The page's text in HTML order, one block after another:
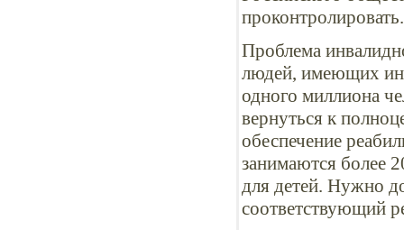
проконтролировать.
Проблема
людей, имеющих
одного миллиона
вернуться к
обеспечение
занимаются более
для детей. Нужно
соответствующий